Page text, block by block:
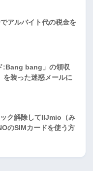
アルバイト代の税金を
:Bang bang」の領収
装った迷惑メールに
ク解除してIIJmio（み
のSIMカードを使う方